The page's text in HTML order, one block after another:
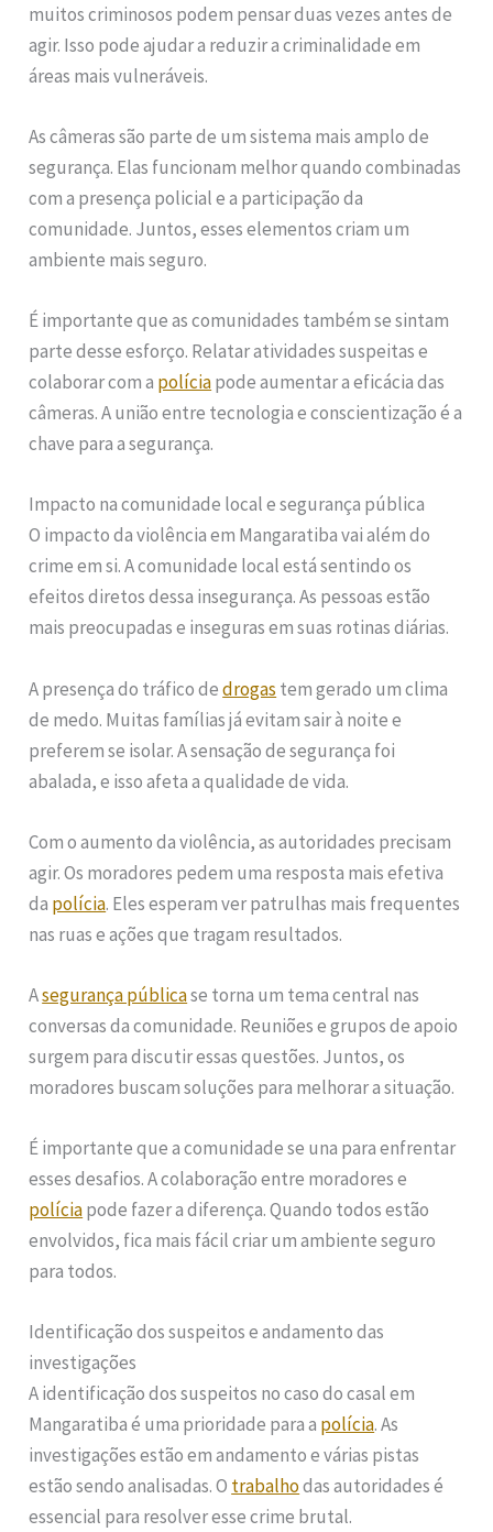
muitos criminosos podem pensar duas vezes antes de
agir. Isso pode ajudar a reduzir a criminalidade em
áreas mais vulneráveis.
As câmeras são parte de um sistema mais amplo de
segurança. Elas funcionam melhor quando combinadas
com a presença policial e a participação da
comunidade. Juntos, esses elementos criam um
ambiente mais seguro.
É importante que as comunidades também se sintam
parte desse esforço. Relatar atividades suspeitas e
colaborar com a políciapode aumentar a eficácia das
câmeras. A união entre tecnologia e conscientização é a
chave para a segurança.
Impacto na comunidade local e segurança pública
O impacto da violência em Mangaratiba vai além do
crime em si. A comunidade local está sentindo os
efeitos diretos dessa insegurança. As pessoas estão
mais preocupadas e inseguras em suas rotinas diárias.
A presença do tráfico dedrogas tem gerado um clima
de medo. Muitas famílias já evitam sair à noite e
preferem se isolar. A sensação de segurança foi
abalada, e isso afeta a qualidade de vida.
Com o aumento da violência, as autoridades precisam
agir. Os moradores pedem uma resposta mais efetiva
da polícia. Eles esperam ver patrulhas mais frequentes
nas ruas e ações que tragam resultados.
Asegurança públicase torna um tema central nas
conversas da comunidade. Reuniões e grupos de apoio
surgem para discutir essas questões. Juntos, os
moradores buscam soluções para melhorar a situação.
É importante que a comunidade se una para enfrentar
esses desafios. A colaboração entre moradores e
políciapode fazer a diferença. Quando todos estão
envolvidos, fica mais fácil criar um ambiente seguro
para todos.
Identificação dos suspeitos e andamento das
investigações
A identificação dos suspeitos no caso do casal em
Mangaratiba é uma prioridade para a polícia. As
investigações estão em andamento e várias pistas
estão sendo analisadas. O trabalhodas autoridades é
essencial para resolver esse crime brutal.